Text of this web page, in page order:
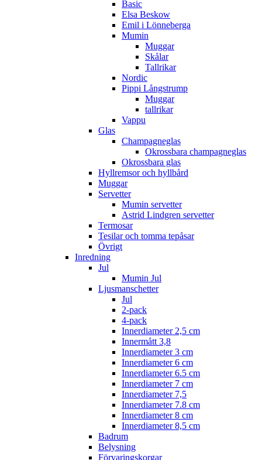
Basic
Elsa Beskow
Emil i Lönneberga
Mumin
Muggar
Skålar
Tallrikar
Nordic
Pippi Långstrump
Muggar
tallrikar
Vappu
Glas
Champagneglas
Okrossbara champagneglas
Okrossbara glas
Hyllremsor och hyllbård
Muggar
Servetter
Mumin servetter
Astrid Lindgren servetter
Termosar
Tesilar och tomma tepåsar
Övrigt
Inredning
Jul
Mumin Jul
Ljusmanschetter
Jul
2-pack
4-pack
Innerdiameter 2,5 cm
Innermått 3,8
Innerdiameter 3 cm
Innerdiameter 6 cm
Innerdiameter 6.5 cm
Innerdiameter 7 cm
Innerdiameter 7,5
Innerdiameter 7.8 cm
Innerdiameter 8 cm
Innerdiameter 8,5 cm
Badrum
Belysning
Förvaringskorgar